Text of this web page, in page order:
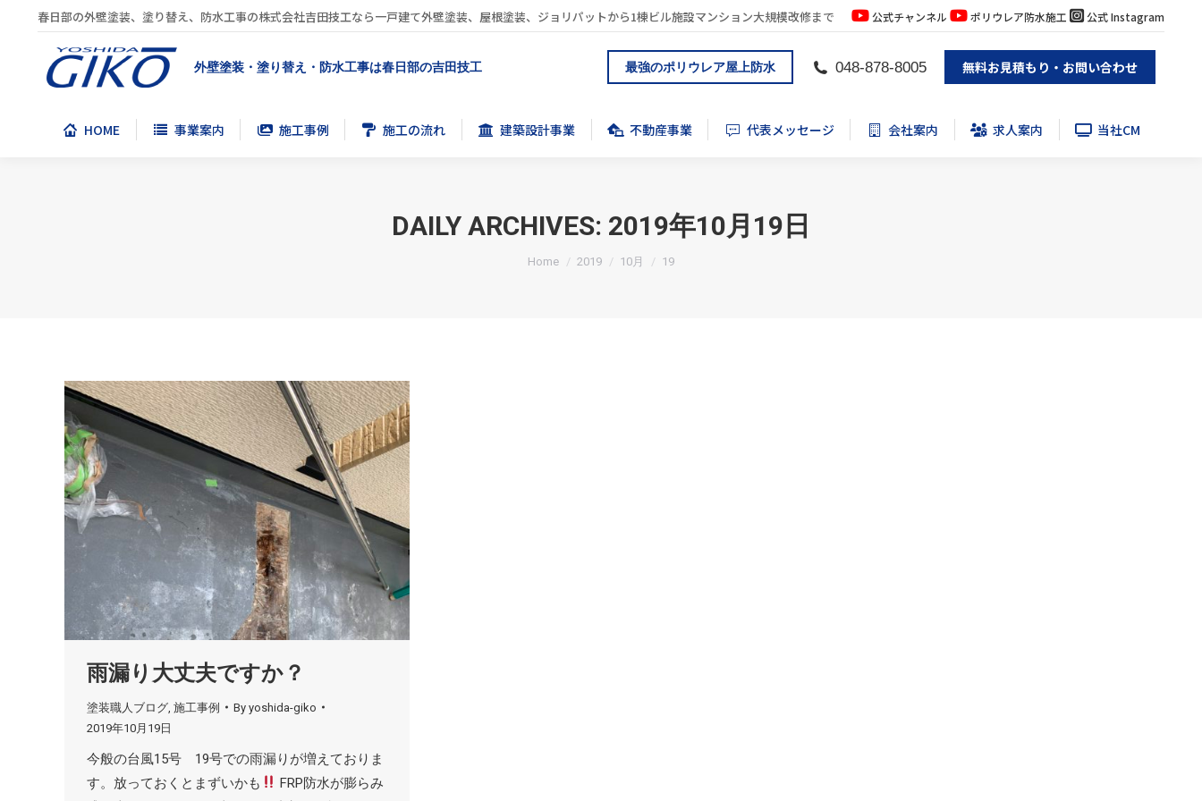
春日部の外壁塗装、塗り替え、防水工事の株式会社吉田技工なら一戸建て外壁塗装、屋根塗装、ジョリパットから1棟ビル施設マンション大規模改修まで 公式チャンネル ポリウレア防水施工 公式 Instagram
外壁塗装・塗り替え・防水工事は春日部の吉田技工 最強のポリウレア屋上防水 048-878-8005 無料お見積もり・お問い合わせ
HOME 事業案内 施工事例 施工の流れ 建築設計事業 不動産事業 代表メッセージ 会社案内 求人案内 当社CM
DAILY ARCHIVES: 2019年10月19日
You are here:
Home 2019 10月 19
雨漏り大丈夫ですか？
塗装職人ブログ 施工事例 By yoshida-giko
2019年10月19日
今般の台風15号 19号での雨漏りが増えておりま
す。放っておくとまずいかも
FRP防水が膨らみ
HOME 事業案内 施工事例 施工の流れ 建築設計事業 不動産事業 代表メッセージ 会社案内 求人案内 当社CM